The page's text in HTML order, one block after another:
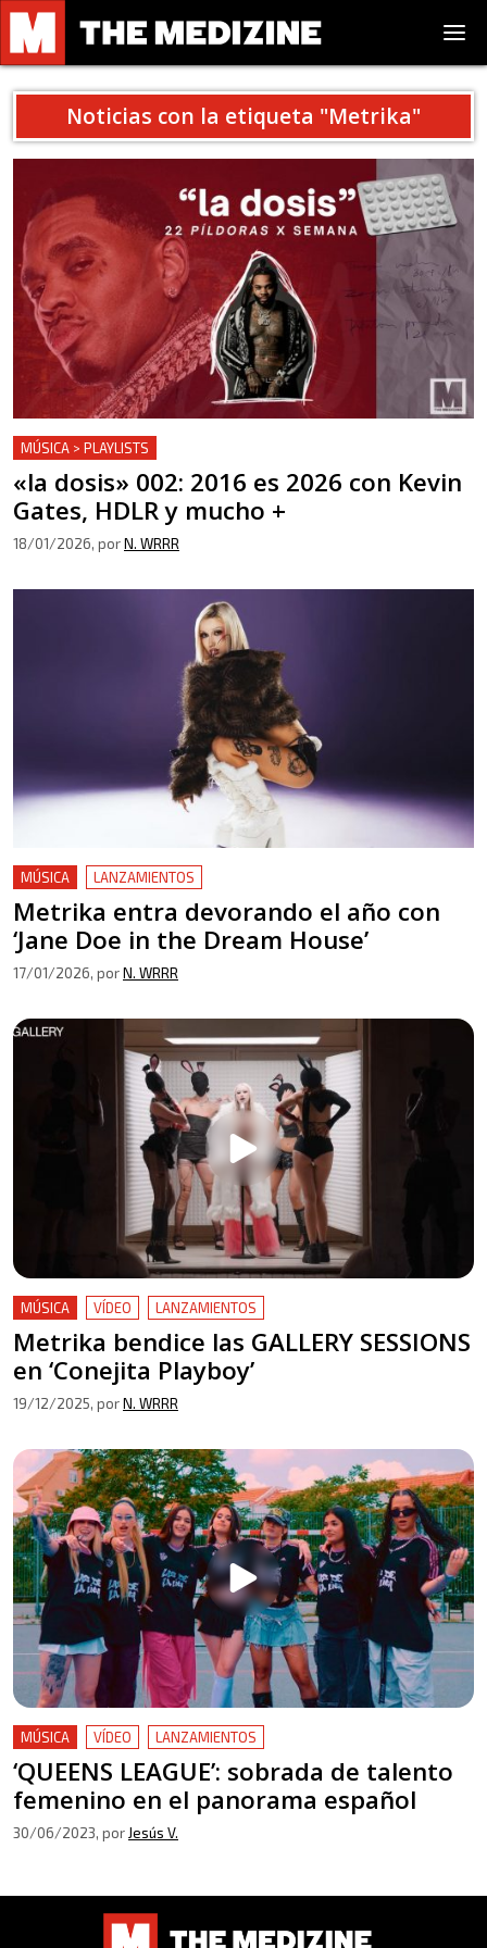
Noticias con la etiqueta "Metrika"
MÚSICA > PLAYLISTS
«la dosis» 002: 2016 es 2026 con Kevin
Gates, HDLR y mucho +
18/01/2026, porN. WRRR
MÚSICA LANZAMIENTOS
Metrika entra devorando el año con
‘Jane Doe in the Dream House’
17/01/2026, porN. WRRR
MÚSICA VÍDEO LANZAMIENTOS
Metrika bendice las GALLERY SESSIONS
en ‘Conejita Playboy’
19/12/2025, porN. WRRR
MÚSICA VÍDEO LANZAMIENTOS
‘QUEENS LEAGUE’: sobrada de talento
femenino en el panorama español
30/06/2023, por Jesús V.